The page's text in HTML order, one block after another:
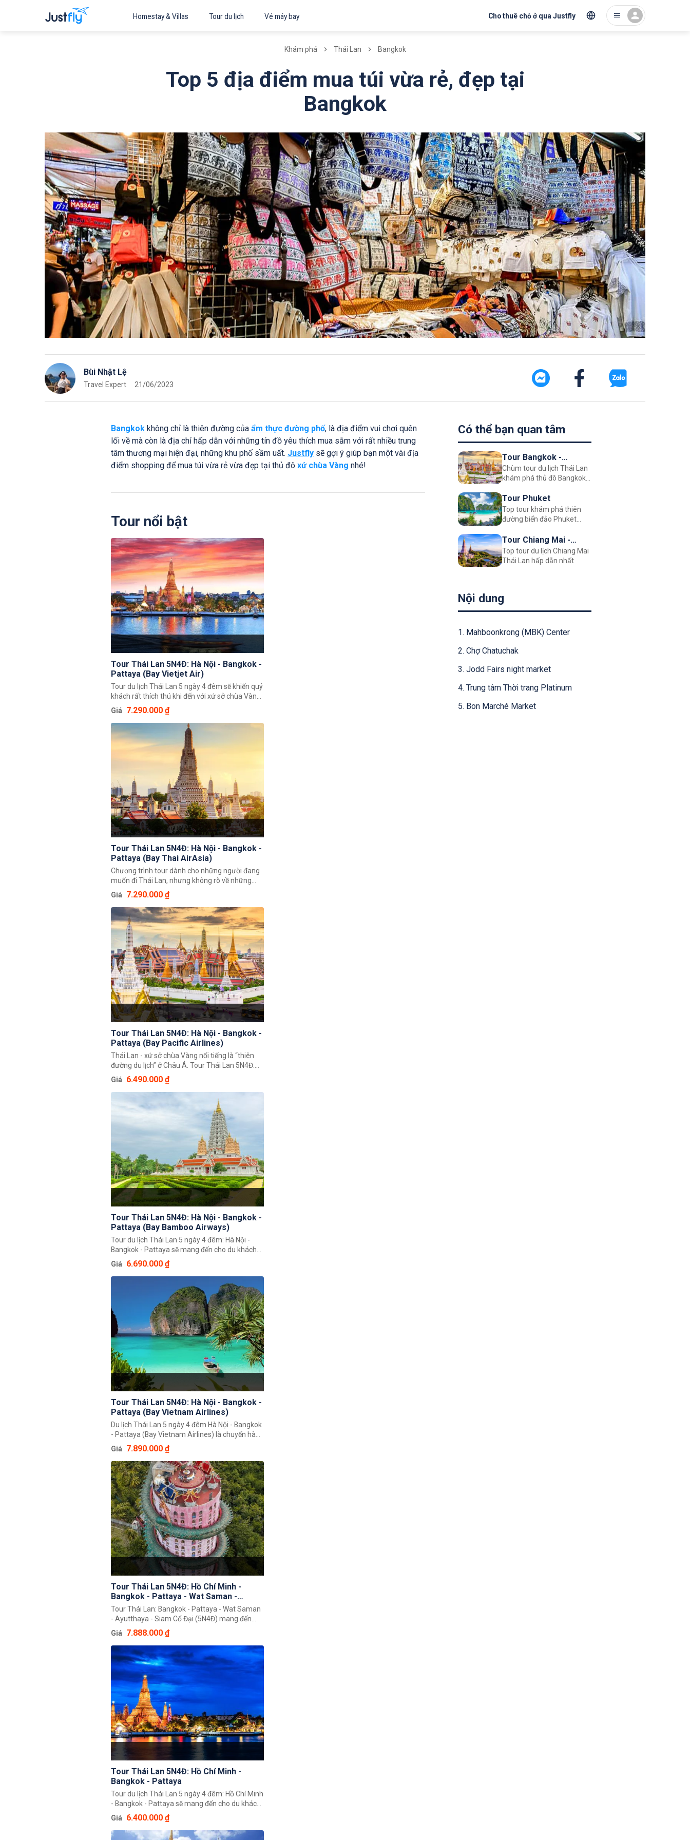
Homestay & Villas Tour du lịch Vé máy bay Cho thuê chỗ ở qua Justfly
Khám phá Thái Lan Bangkok
Top 5 địa điểm mua túi vừa rẻ, đẹp tại
Bangkok
Bùi Nhật Lệ
Travel Expert 21/06/2023
Bangkok không chỉ là thiên đường của ẩm thực đường phố, là địa điểm vui chơi quên
lối về mà còn là địa chỉ hấp dẫn với những tín đồ yêu thích mua sắm với rất nhiều trung
tâm thương mại hiện đại, những khu phố sầm uất. Justfly sẽ gợi ý giúp bạn một vài địa
điểm shopping để mua túi vừa rẻ vừa đẹp tại thủ đô xứ chùa Vàng nhé!
Tour nổi bật
Tour Thái Lan 5N4Đ: Hà Nội - Bangkok -
Pattaya (Bay Vietjet Air)
Tour du lịch Thái Lan 5 ngày 4 đêm sẽ khiến quý
khách rất thích thú khi đến với xứ sở chùa Vàng
bởi các danh lam thắng cảnh tuyệt đẹp, hệ
thống chùa chiền nguy nga, tráng lệ, các khu vui
chơi giải trí náo nhiệt, các lễ hội truyền thống
đặc sắc và đặc biệt là vô số cơ hội shopping
thỏa thuê tại các khu mua sắm giá rẻ sầm uất.
Giá 7.290.000 ₫
Tour Thái Lan 5N4Đ: Hà Nội - Bangkok -
Pattaya (Bay Thai AirAsia)
Chương trình tour dành cho những người đang
muốn đi Thái Lan, nhưng không rõ về những
điểm tham quan, cũng chưa biết sắp xếp lộ trình
cho hợp lý, hay đơn giản là chưa tìm được bạn
đồng hành. Hãy tự thưởng cho mình một tour
du lịch Thái Lan 5 ngày 4 đêm trọn gói 2023 -
cách đơn giản và tiết kiệm nhất để có một
chuyến đi chơi vui vẻ!
Giá 7.290.000 ₫
Tour Thái Lan 5N4Đ: Hà Nội - Bangkok -
Pattaya (Bay Pacific Airlines)
Thái Lan - xứ sở chùa Vàng nổi tiếng là “thiên
đường du lịch” ở Châu Á. Tour Thái Lan 5N4Đ:
Hà Nội - Bangkok - Pattaya (Bay Pacific Airlines)
hứa hẹn sẽ mang đến cho du khách những trải
nghiệm thú vị khi đến đây với những danh lam
thắng cảnh tuyệt đẹp, hệ thống chùa chiền nguy
nga, tráng lệ, các khu vui chơi giải trí náo nhiệt,
các lễ hội truyền thống đặc sắc và vô số cơ hội
shopping tại các khu mua sắm giá rẻ sầm uất.
Giá 6.490.000 ₫
Tour Thái Lan 5N4Đ: Hà Nội - Bangkok -
Pattaya (Bay Bamboo Airways)
Tour du lịch Thái Lan 5 ngày 4 đêm: Hà Nội -
Bangkok - Pattaya sẽ mang đến cho du khách
những trải nghiệm đáng nhớ về đất nước xứ sở
chùa Vàng. Đến đây bạn sẽ được chiêm ngưỡng
cảnh đẹp của chùa tháp, bãi biển, thành phố và
Giá 6.690.000 ₫
Tour Thái Lan 5N4Đ: Hà Nội - Bangkok -
Pattaya (Bay Vietnam Airlines)
Du lịch Thái Lan 5 ngày 4 đêm Hà Nội - Bangkok
- Pattaya (Bay Vietnam Airlines) là chuyến hành
trình đến với xứ sở Chùa Vàng. Du khách sẽ cảm
thấy choáng ngợp trước vẻ đẹp của những
thành phố xinh đẹp này. Đắm mình trong khôn
khí sôi động và náo nhiệt của thành phố, thưởng
thức những món ăn hấp dẫn và cùng giao lưu
văn hoá cùng người dân bản địa nơi đây.
Giá 7.890.000 ₫
Tour Thái Lan 5N4Đ: Hồ Chí Minh -
Bangkok - Pattaya - Wat Saman -
Ayutthaya - Siam Cổ Đại
Tour Thái Lan: Bangkok - Pattaya - Wat Saman
- Ayutthaya - Siam Cổ Đại (5N4Đ) mang đến
cho du khách những trải nghiệm tuyệt vời. Mua
sắm thỏa thích tại thủ đô Bangkok, vui chơi giải
trí, tắm biển tại thành phố nghỉ mát Pattaya,
tham quan thành phố cổ nổi tiếng Thế giới
Ayutthaya. Hưởng thụ nét văn hoá truyền thống
sâu sắc của dân tộc Thái Lan Tại ngoại ô
Bangkok Wat Saman.
Giá 7.888.000 ₫
Tour Thái Lan 5N4Đ: Hồ Chí Minh -
Bangkok - Pattaya
Tour du lịch Thái Lan 5 ngày 4 đêm: Hồ Chí Minh
- Bangkok - Pattaya sẽ mang đến cho du khách
những trải nghiệm đáng nhớ về đất nước xứ sở
chùa Vàng. Đến đây bạn sẽ được chiêm ngưỡng
cảnh đẹp của chùa tháp, bãi biển, thành phố và
Giá 6.400.000 ₫
Có thể bạn quan tâm
Tour Bangkok -
Pattaya
Chùm tour du lịch Thái Lan
khám phá thủ đô Bangkok
Tour Phuket
Top tour khám phá thiên
đường biển đảo Phuket
Tour Chiang Mai -
Chiang Rai
Top tour du lịch Chiang Mai
Thái Lan hấp dẫn nhất
Nội dung
1. Mahboonkrong (MBK) Center
2. Chợ Chatuchak
3. Jodd Fairs night market
4. Trung tâm Thời trang Platinum
5. Bon Marché Market